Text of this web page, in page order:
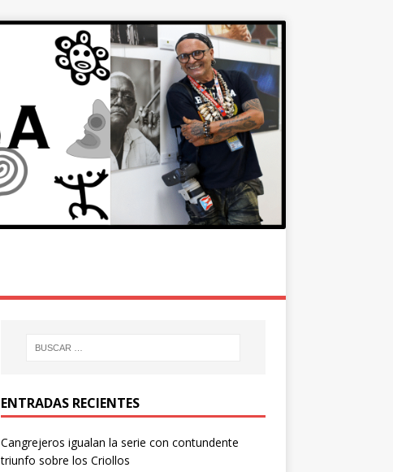
ENTRADAS RECIENTES
Cangrejeros igualan la serie con contundente
triunfo sobre los Criollos